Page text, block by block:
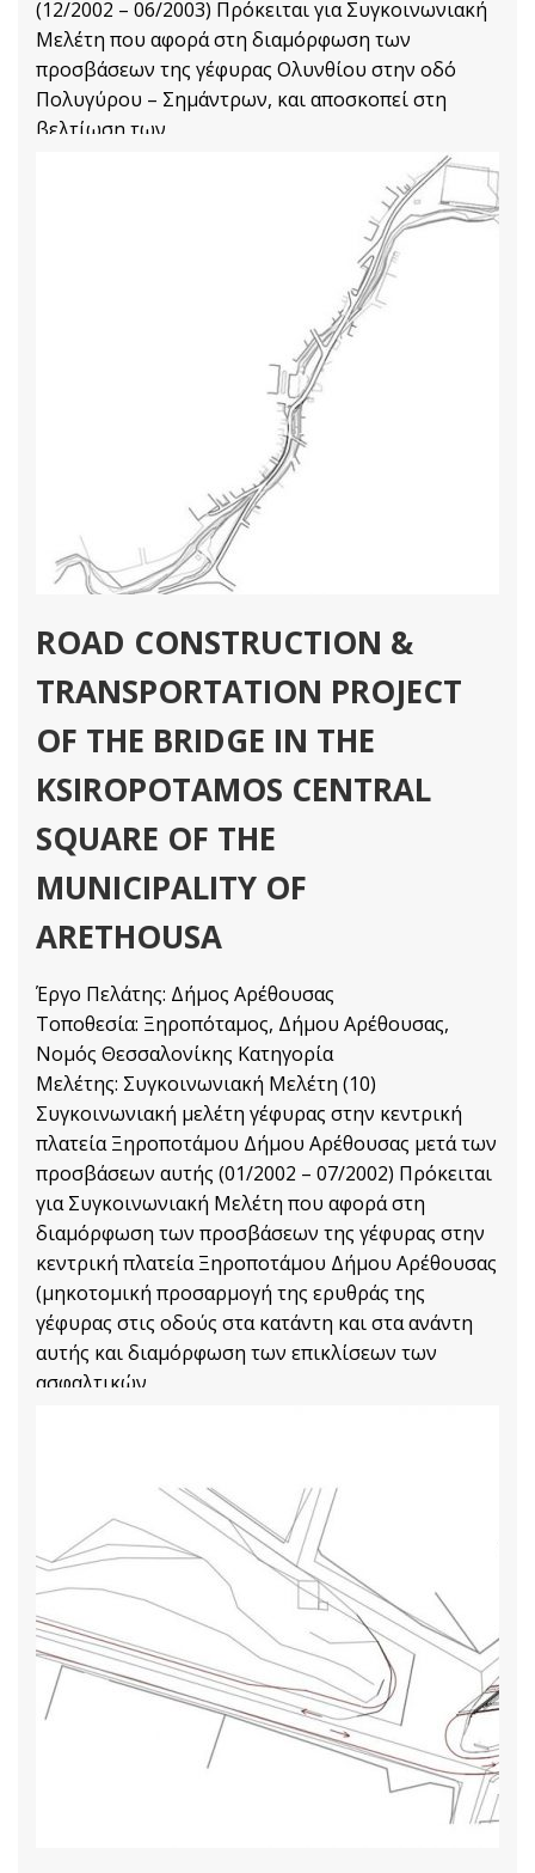
(12/2002 – 06/2003) Πρόκειται για Συγκοινωνιακή
Μελέτη που αφορά στη διαμόρφωση των
προσβάσεων της γέφυρας Ολυνθίου στην οδό
Πολυγύρου – Σημάντρων, και αποσκοπεί στη
βελτίωση των
Transport and Traffic Management Projects
ROAD CONSTRUCTION &
TRANSPORTATION PROJECT
OF THE BRIDGE IN THE
KSIROPOTAMOS CENTRAL
SQUARE OF THE
MUNICIPALITY OF
ARETHOUSA
Έργο Πελάτης: Δήμος Αρέθουσας
Τοποθεσία: Ξηροπόταμος, Δήμου Αρέθουσας,
Νομός Θεσσαλονίκης Κατηγορία
Μελέτης: Συγκοινωνιακή Μελέτη (10)
Συγκοινωνιακή μελέτη γέφυρας στην κεντρική
πλατεία Ξηροποτάμου Δήμου Αρέθουσας μετά των
προσβάσεων αυτής (01/2002 – 07/2002) Πρόκειται
για Συγκοινωνιακή Μελέτη που αφορά στη
διαμόρφωση των προσβάσεων της γέφυρας στην
κεντρική πλατεία Ξηροποτάμου Δήμου Αρέθουσας
(μηκοτομική προσαρμογή της ερυθράς της
γέφυρας στις οδούς στα κατάντη και στα ανάντη
αυτής και διαμόρφωση των επικλίσεων των
ασφαλτικών